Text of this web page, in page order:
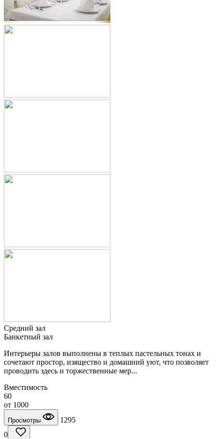
Средний зал
Банкетный зал
Интерьеры залов выполнены в теплых пастельных тонах и
сочетают простор, изящество и домашний уют, что позволяет
проводить здесь и торжественные мер...
Вместимость
60
от 1000
Просмотры
1295
0